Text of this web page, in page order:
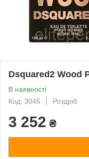
Dsquared2 Wood
В наявності
Код: 3046
Роздріб
3 252 ₴